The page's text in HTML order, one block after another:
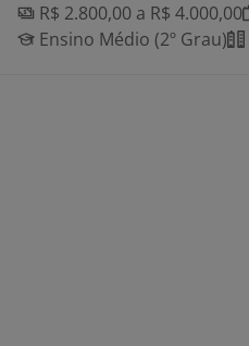
R$ 2.800,00 a R$ 4.000,00
Ensino Médio (2º Grau)